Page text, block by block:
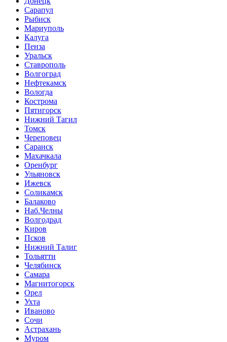
Сарапул
Рыбиск
Мариуполь
Калуга
Пенза
Уральск
Ставрополь
Волгоград
Нефтекамск
Вологда
Кострома
Пятигорск
Нижний Тагил
Томск
Череповец
Саранск
Махачкала
Оренбург
Ульяновск
Ижевск
Соликамск
Балаково
Наб.Челны
Волгодрад
Киров
Псков
Нижний Талиг
Тольятти
Челябинск
Самара
Магнитогорск
Орел
Ухта
Иваново
Сочи
Астрахань
Муром